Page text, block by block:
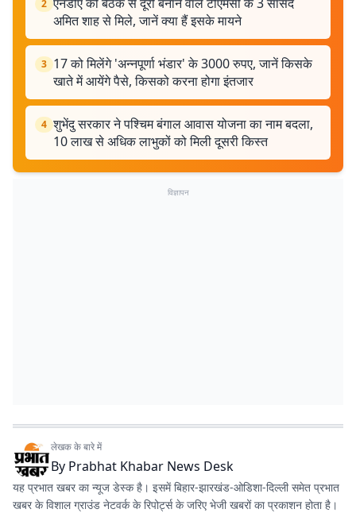
2
अमित शाह से मिले, जानें क्या हैं इसके मायने
3 17 को मिलेंगे 'अन्नपूर्णा भंडार' के 3000 रुपए, जानें किसके
खाते में आयेंगे पैसे, किसको करना होगा इंतजार
4 शुभेंदु सरकार ने पश्चिम बंगाल आवास योजना का नाम बदला,
10 लाख से अधिक लाभुकों को मिली दूसरी किस्त
विज्ञापन
लेखक के बारे में
By Prabhat Khabar News Desk
यह प्रभात खबर का न्यूज डेस्क है। इसमें बिहार-झारखंड-ओडिशा-दिल्‍ली समेत प्रभात
खबर के विशाल ग्राउंड नेटवर्क के रिपोर्ट्स के जरिए भेजी खबरों का प्रकाशन होता है।